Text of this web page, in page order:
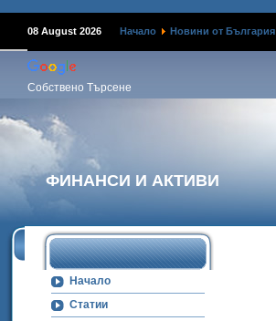
08 August 2026 Начало Новини от България
Собствено Търсене
ФИНАНСИ И АКТИВИ
Начало
Статии